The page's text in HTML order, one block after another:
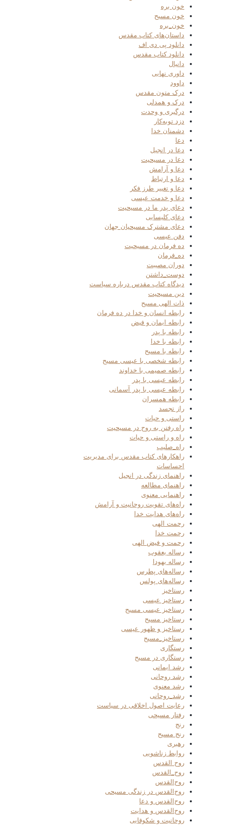
خون بره
خون مسیح
خون_بره
داستان‌های کتاب مقدس
دانلود پی دی اف
دانلود کتاب مقدس
دانیال
داوری نهایی
داوود
درک متون مقدس
درک و همدلی
درگیری و وحدت
دزد توبه‌کار
دشمنان خدا
دعا
دعا در انجیل
دعا در مسیحیت
دعا و آرامش
دعا و ارتباط
دعا و تغییر طرز فکر
دعا و خدمت عیسی
دعای پدر ما در مسیحیت
دعای کلیسایی
دعای مشترک مسیحیان جهان
دفن عیسی
ده فرمان در مسیحیت
ده_فرمان
دوران مصیبت
دوست_داشتن
دیدگاه کتاب مقدس درباره سیاست
دین مسیحیت
ذات الهی مسیح
رابطه انسان و خدا در ده فرمان
رابطه ایمان و فیض
رابطه با پدر
رابطه با خدا
رابطه با مسیح
رابطه شخصی با عیسی مسیح
رابطه صمیمی با خداوند
رابطه عیسی با پدر
رابطه عیسی با پدر آسمانی
رابطه همسران
راز تجسد
راستی و حیات
راه رفتن به روح در مسیحیت
راه و راستی و حیات
راه_صلیب
راهکارهای کتاب مقدس برای مدیریت
احساسات
راهنمای زندگی در انجیل
راهنمای مطالعه
راهنمایی معنوی
راه‌های تقویت روحانیت و آرامش
راه‌های هدایت خدا
رحمت الهی
رحمت خدا
رحمت و فیض الهی
رساله یعقوب
رساله یهودا
رساله‌های پطرس
رساله‌های پولس
رستاخیز
رستاخیز عیسی
رستاخیز عیسی مسیح
رستاخیز مسیح
رستاخیز و ظهور عیسی
رستاخیز_مسیح
رستگاری
رستگاری در مسیح
رشد ایمانی
رشد روحانی
رشد معنوی
رشد_روحانی
رعایت اصول اخلاقی در سیاست
رفتار مسیحی
رنج
رنج مسیح
رهبری
روابط زناشویی
روح القدس
روح_القدس
روح‌القدس
روح‌القدس در زندگی مسیحی
روح‌القدس و دعا
روح‌القدس و هدایت
روحانیت و شکوفایی